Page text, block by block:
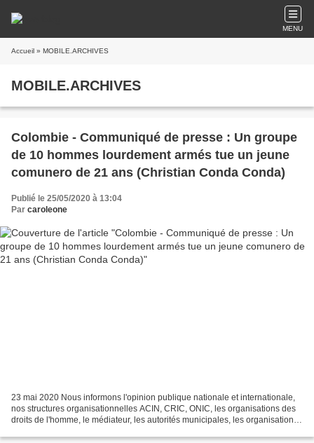
MENU
Accueil » MOBILE.ARCHIVES
MOBILE.ARCHIVES
Colombie - Communiqué de presse : Un groupe
de 10 hommes lourdement armés tue un jeune
comunero de 21 ans (Christian Conda Conda)
Publié le 25/05/2020 à 13:04
Par caroleone
23 mai 2020 Nous informons l'opinion publique nationale et internationale,
nos structures organisationnelles ACIN, CRIC, ONIC, les organisations des
droits de l'homme, le médiateur, les autorités municipales, les organisations